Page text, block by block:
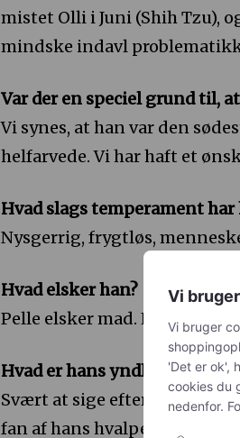
mistet Olli i Juni (Shih Tzu),
mindske indavl
Var der en speciel grund til,
Vi synes, at han var den
helfarvede. Vi har haft et
Hvad slags temperament har
Nysgerrig, frygtløs,
Hvad elsker han?
Pelle elsker mad. Helst alt
Hvad er hans yndlingsmad?
Svært at sige eftersom at
fan af hans hvalpe tørfoder.
Vi
Vi bruger
'Det er ok',
cookies du
nedenfor.